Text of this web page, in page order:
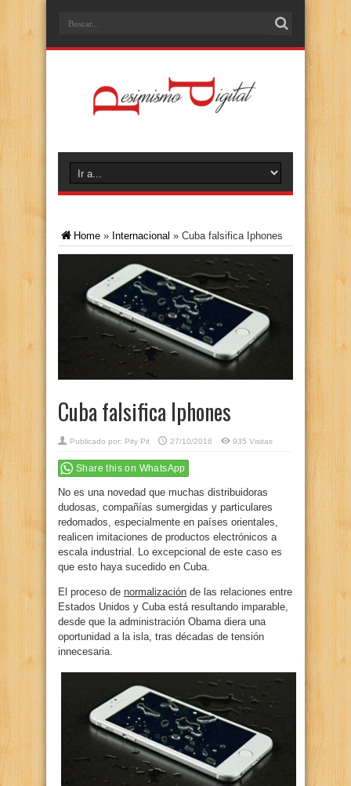
Home » Internacional » Cuba falsifica Iphones
Cuba falsifica Iphones
Publicado por: Pity Pit 27/10/2016 935 Visitas
Share this on WhatsApp
No es una novedad que muchas distribuidoras
dudosas, compañías sumergidas y particulares
redomados, especialmente en países orientales,
realicen imitaciones de productos electrónicos a
escala industrial. Lo excepcional de este caso es
que esto haya sucedido en Cuba.
El proceso de normalización de las relaciones entre
Estados Unidos y Cuba está resultando imparable,
desde que la administración Obama diera una
oportunidad a la isla, tras décadas de tensión
innecesaria.